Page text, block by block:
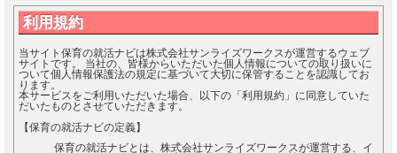
利用規約
当サイト保育の就活ナビは株式会社サンライズワークスが運営するウェブ
サイトです。 当社の、皆様からいただいた個人情報についての取り扱いに
ついて個人情報保護法の規定に基づいて大切に保管することを認識してお
ります。
本サービスをご利用いただいた場合、以下の「利用規約」に同意していた
だいたものとさせていただきます。
【保育の就活ナビの定義】
保育の就活ナビとは、株式会社サンライズワークスが運営する、イ